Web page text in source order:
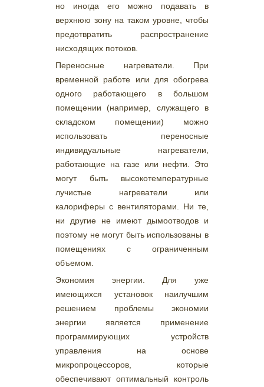
но иногда его можно подавать в
верхнюю зону на таком уровне, чтобы
предотвратить распространение
нисходящих потоков.
Переносные нагреватели. При
временной работе или для обогрева
одного работающего в большом
помещении (например, служащего в
складском помещении) можно
использовать переносные
индивидуальные нагреватели,
работающие на газе или нефти. Это
могут быть высокотемпературные
лучистые нагреватели или
калориферы с вентиляторами. Ни те,
ни другие не имеют дымоотводов и
поэтому не могут быть использованы в
помещениях с ограниченным
объемом.
Экономия энергии. Для уже
имеющихся установок наилучшим
решением проблемы экономии
энергии является применение
программирующих устройств
управления на основе
микропроцессоров, которые
обеспечивают оптимальный контроль